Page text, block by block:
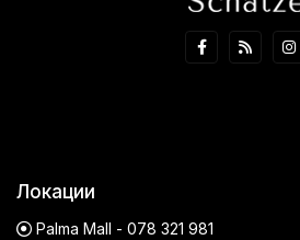
Локации
Palma Mall - 078 321 981